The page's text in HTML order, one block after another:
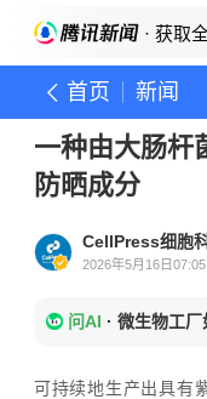
· 获取
首页 新闻
一种由大肠杆
防晒成分
CellPress细胞
2026年5月16日07:05
问AI · 微生物工厂
可持续地生产出具有